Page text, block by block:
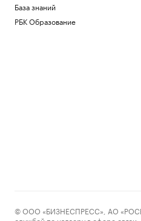
База знаний
РБК Образование
© ООО «БИЗНЕСПРЕСС», АО